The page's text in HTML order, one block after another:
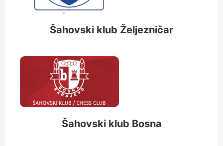
Šahovski klub Željezničar
Šahovski klub Bosna